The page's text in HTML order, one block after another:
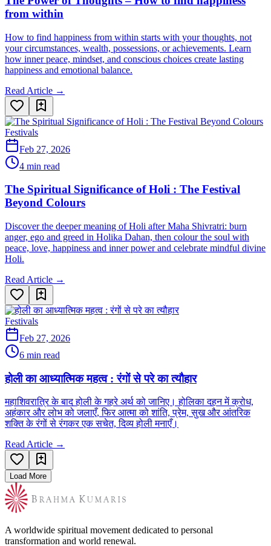
from within
How to find happiness from within starts with your thoughts, not
your circumstances, wealth, possessions, or achievements. Learn
how inner peace, mindset, and conscious choices create lasting
happiness and emotional balance.
Read Article →
Festivals
Feb 27, 2026
4 min read
The Spiritual Significance of Holi : The Festival
Beyond Colours
Discover the deeper meaning of Holi after Maha Shivratri: burn
anger, ego and greed in Holika Dahan, then colour the soul with
peace, love, happiness and inner power and celebrate mindful divine
Holi.
Read Article →
Festivals
Feb 27, 2026
6 min read
होली का आध्यात्मिक महत्व : रंगों से परे का त्यौहार
महाशिवरात्रि के बाद होली के गहरे अर्थ को जानिए। होलिका दहन में क्रोध,
अहंकार और लोभ को जलाएँ, फिर आत्मा को शांति, प्रेम, सुख और आंतरिक
शक्ति के रंगों से रंगकर एक सचेत, दिव्य होली मनाएँ।
Read Article →
Load More
A worldwide spiritual movement dedicated to personal
transformation and world renewal.